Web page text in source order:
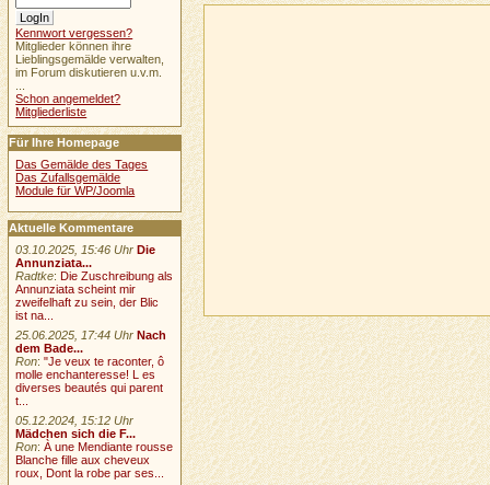
Kennwort vergessen?
Mitglieder können ihre
Lieblingsgemälde verwalten,
im Forum diskutieren u.v.m.
Schon angemeldet?
Mitgliederliste
Für Ihre Homepage
Das Gemälde des Tages
Das Zufallsgemälde
Module für WP/Joomla
Aktuelle Kommentare
03.10.2025, 15:46 Uhr Die
Annunziata...
Radtke: Die Zuschreibung als
Annunziata scheint mir
zweifelhaft zu sein, der Blic
ist na...
25.06.2025, 17:44 Uhr Nach
dem Bade...
Ron:"Je veux te raconter, ô
molle enchanteresse! L es
diverses beautés qui parent
t...
05.12.2024, 15:12 Uhr
Mädchen sich die F...
Ron:À une Mendiante rousse
Blanche fille aux cheveux
roux, Dont la robe par ses...